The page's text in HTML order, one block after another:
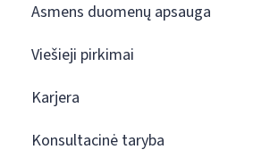
Asmens duomenų apsauga
Viešieji pirkimai
Karjera
Konsultacinė taryba